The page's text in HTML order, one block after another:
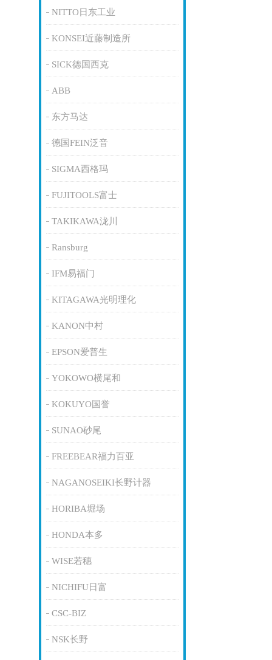
NITTO日东工业
KONSEI近藤制造所
SICK德国西克
ABB
东方马达
德国FEIN泛音
SIGMA西格玛
FUJITOOLS富士
TAKIKAWA泷川
Ransburg
IFM易福门
KITAGAWA光明理化
KANON中村
EPSON爱普生
YOKOWO横尾和
KOKUYO国誉
SUNAO砂尾
FREEBEAR福力百亚
NAGANOSEIKI长野计器
HORIBA堀场
HONDA本多
WISE若穗
NICHIFU日富
CSC-BIZ
NSK长野